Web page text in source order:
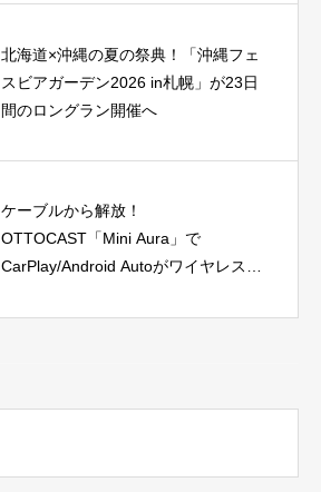
北海道×沖縄の夏の祭典！「沖縄フェ
スビアガーデン2026 in札幌」が23日
間のロングラン開催へ
ケーブルから解放！
OTTOCAST「Mini Aura」で
CarPlay/Android Autoがワイヤレス